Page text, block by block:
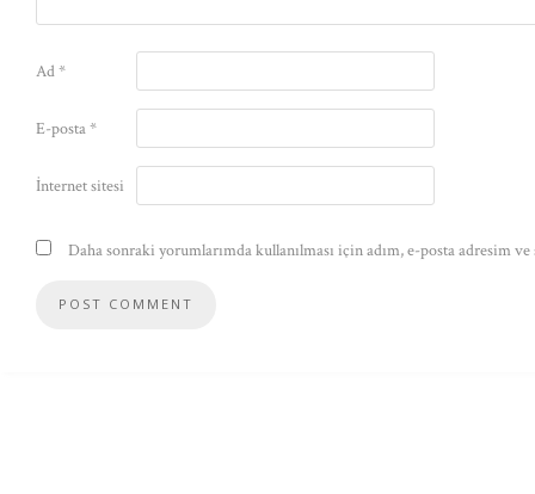
Ad*
E-posta*
İnternet sitesi
Daha sonraki yorumlarımda kullanılması için adım, e-posta adresim